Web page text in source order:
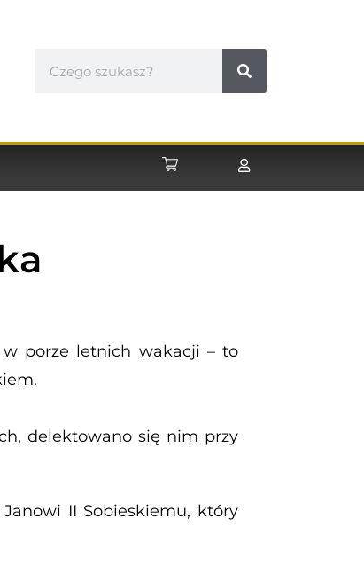
porze letnich wakacji – to
delektowano się nim przy
II Sobieskiemu, który